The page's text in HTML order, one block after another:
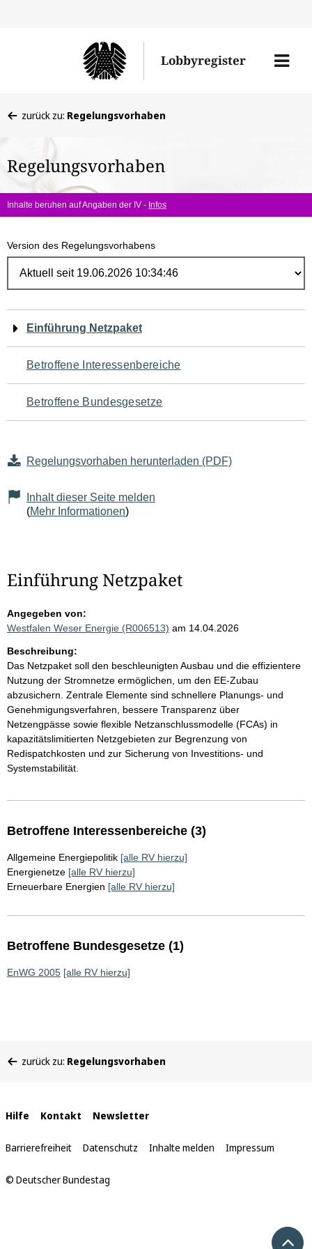
Lobbyregister
Menü
befinden
hier:
zurück zu: Regelungsvorhaben
Regelungsvorhaben
Inhalte beruhen auf Angaben der IV - Infos
Version des Regelungsvorhabens
Navigation
für
den
Seiteninhalt
Einführung Netzpaket
Betroffene Interessenbereiche
Betroffene Bundesgesetze
Regelungsvorhaben herunterladen (PDF)
Inhalt dieser Seite melden
(Mehr Informationen)
Einführung Netzpaket
Angegeben von:
Westfalen Weser Energie (R006513) am 14.04.2026
Beschreibung:
Das Netzpaket soll den beschleunigten Ausbau und die effizientere
Nutzung der Stromnetze ermöglichen, um den EE-Zubau
abzusichern. Zentrale Elemente sind schnellere Planungs- und
Genehmigungsverfahren, bessere Transparenz über
Netzengpässe sowie flexible Netzanschlussmodelle (FCAs) in
kapazitätslimitierten Netzgebieten zur Begrenzung von
Redispatchkosten und zur Sicherung von Investitions- und
Systemstabilität.
Betroffene Interessenbereiche (3)
Allgemeine Energiepolitik [alle RV hierzu]
Energienetze [alle RV hierzu]
Erneuerbare Energien [alle RV hierzu]
Betroffene Bundesgesetze (1)
EnWG 2005 [alle RV hierzu]
befinden
zurück zu: Regelungsvorhaben
Interne
Links
Hilfe Kontakt Newsletter
Barrierefreiheit Datenschutz Inhalte melden Impressum
© Deutscher Bundestag